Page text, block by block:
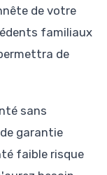
de votre
familiaux
de
sans
garantie
faible risque